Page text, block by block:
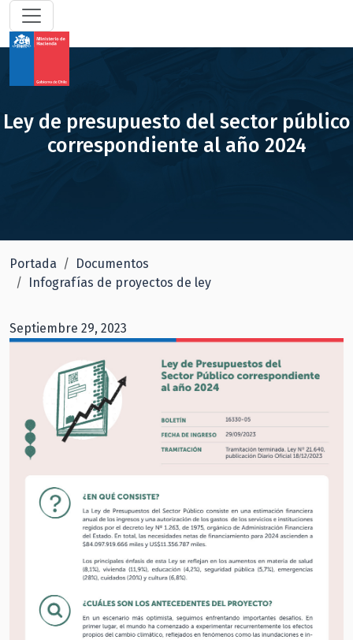
Ley de presupuesto del sector público
correspondiente al año 2024
Portada
Documentos
Infografías de proyectos de ley
Septiembre 29, 2023